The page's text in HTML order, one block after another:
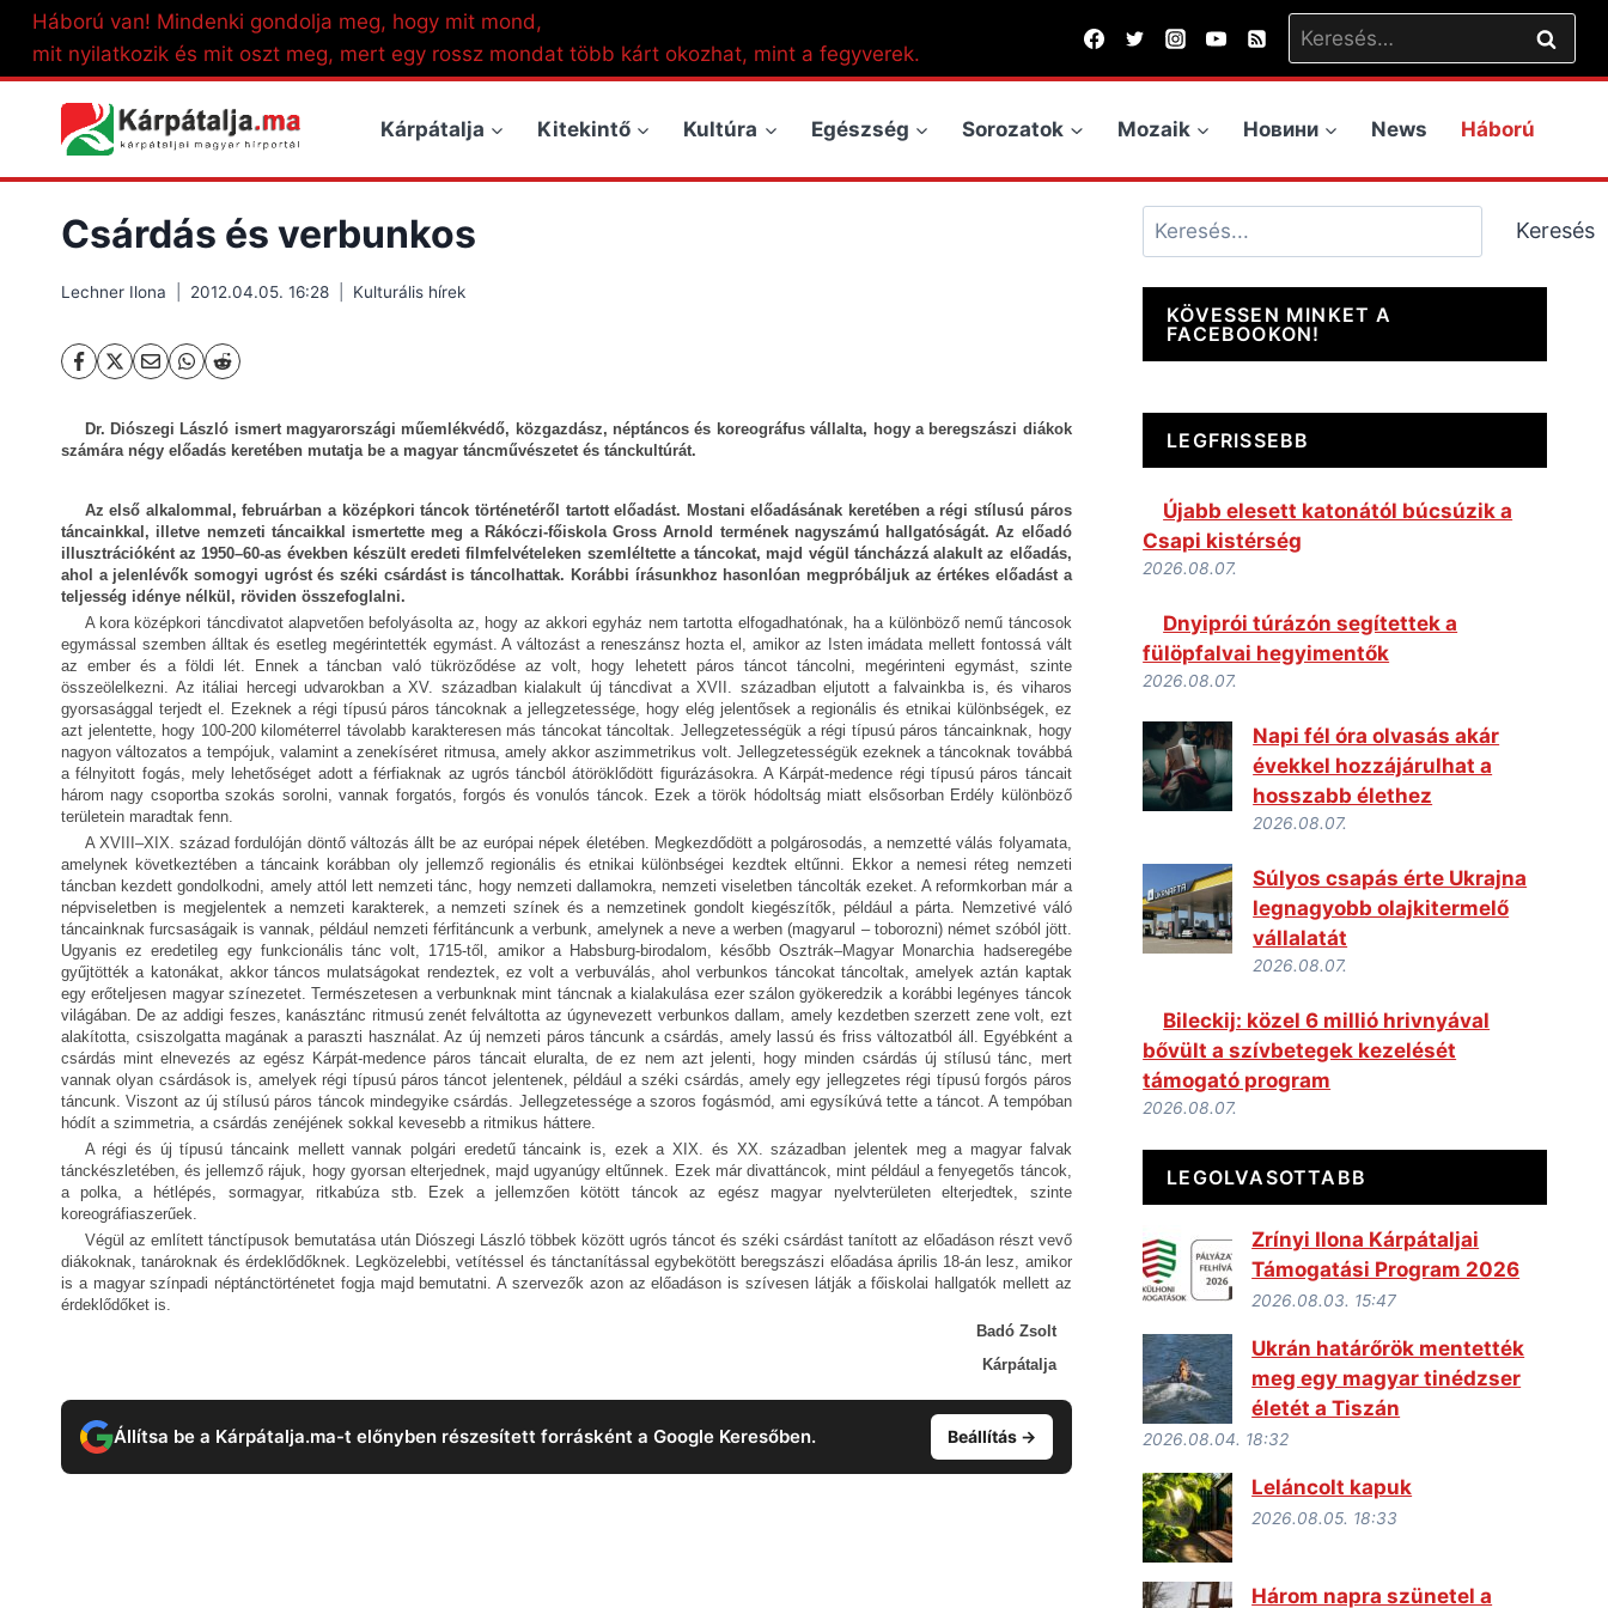
Skip
content
Háború van! Mindenki gondolja meg, hogy mit mond,
mit nyilatkozik és mit oszt meg, mert egy rossz mondat több kárt okozhat, mint a fegyverek.
Keresés:
Kárpátalja Kitekintő Kultúra Egészség Sorozatok Mozaik Новини News Háború
Csárdás és verbunkos
Lechner Ilona 2012.04.05. 16:28 Kulturális hírek
Dr. Diószegi László ismert magyarországi műemlékvédő, közgazdász, néptáncos és koreográfus vállalta, hogy a beregszászi diákok
számára négy előadás keretében mutatja be a magyar táncművészetet és tánckultúrát.
Az első alkalommal, februárban a középkori táncok történetéről tartott előadást. Mostani előadásának keretében a régi stílusú páros
táncainkkal, illetve nemzeti táncaikkal ismertette meg a Rákóczi-főiskola Gross Arnold termének nagyszámú hallgatóságát. Az előadó
illusztrációként az 1950–60-as években készült eredeti filmfelvételeken szemléltette a táncokat, majd végül táncházzá alakult az előadás,
ahol a jelenlévők somogyi ugróst és széki csárdást is táncolhattak. Korábbi írásunkhoz hasonlóan megpróbáljuk az értékes előadást a
teljesség idénye nélkül, röviden összefoglalni.
A kora középkori táncdivatot alapvetően befolyásolta az, hogy az akkori egyház nem tartotta elfogadhatónak, ha a különböző nemű táncosok
egymással szemben álltak és esetleg megérintették egymást. A változást a reneszánsz hozta el, amikor az Isten imádata mellett fontossá vált
az ember és a földi lét. Ennek a táncban való tükröződése az volt, hogy lehetett páros táncot táncolni, megérinteni egymást, szinte
összeölelkezni. Az itáliai hercegi udvarokban a XV. században kialakult új táncdivat a XVII. században eljutott a falvainkba is, és viharos
gyorsasággal terjedt el. Ezeknek a régi típusú páros táncoknak a jellegzetessége, hogy elég jelentősek a regionális és etnikai különbségek, ez
azt jelentette, hogy 100-200 kilométerrel távolabb karakteresen más táncokat táncoltak. Jellegzetességük a régi típusú páros táncainknak, hogy
nagyon változatos a tempójuk, valamint a zenekíséret ritmusa, amely akkor aszimmetrikus volt. Jellegzetességük ezeknek a táncoknak továbbá
a félnyitott fogás, mely lehetőséget adott a férfiaknak az ugrós táncból átöröklődött figurázásokra. A Kárpát-medence régi típusú páros táncait
három nagy csoportba szokás sorolni, vannak forgatós, forgós és vonulós táncok. Ezek a török hódoltság miatt elsősorban Erdély különböző
területein maradtak fenn.
A XVIII–XIX. század fordulóján döntő változás állt be az európai népek életében. Megkezdődött a polgárosodás, a nemzetté válás folyamata,
amelynek következtében a táncaink korábban oly jellemző regionális és etnikai különbségei kezdtek eltűnni. Ekkor a nemesi réteg nemzeti
táncban kezdett gondolkodni, amely attól lett nemzeti tánc, hogy nemzeti dallamokra, nemzeti viseletben táncolták ezeket. A reformkorban már a
népviseletben is megjelentek a nemzeti karakterek, a nemzeti színek és a nemzetinek gondolt kiegészítők, például a párta. Nemzetivé váló
táncainknak furcsaságaik is vannak, például nemzeti férfitáncunk a verbunk, amelynek a neve a werben (magyarul – toborozni) német szóból jött.
Ugyanis ez eredetileg egy funkcionális tánc volt, 1715-től, amikor a Habsburg-birodalom, később Osztrák–Magyar Monarchia hadseregébe
gyűjtötték a katonákat, akkor táncos mulatságokat rendeztek, ez volt a verbuválás, ahol verbunkos táncokat táncoltak, amelyek aztán kaptak
egy erőteljesen magyar színezetet. Természetesen a verbunknak mint táncnak a kialakulása ezer szálon gyökeredzik a korábbi legényes táncok
világában. De az addigi feszes, kanásztánc ritmusú zenét felváltotta az úgynevezett verbunkos dallam, amely kezdetben szerzett zene volt, ezt
alakította, csiszolgatta magának a paraszti használat. Az új nemzeti páros táncunk a csárdás, amely lassú és friss változatból áll. Egyébként a
csárdás mint elnevezés az egész Kárpát-medence páros táncait eluralta, de ez nem azt jelenti, hogy minden csárdás új stílusú tánc, mert
vannak olyan csárdások is, amelyek régi típusú páros táncot jelentenek, például a széki csárdás, amely egy jellegzetes régi típusú forgós páros
táncunk. Viszont az új stílusú páros táncok mindegyike csárdás. Jellegzetessége a szoros fogásmód, ami egysíkúvá tette a táncot. A tempóban
hódít a szimmetria, a csárdás zenéjének sokkal kevesebb a ritmikus háttere.
A régi és új típusú táncaink mellett vannak polgári eredetű táncaink is, ezek a XIX. és XX. században jelentek meg a magyar falvak
tánckészletében, és jellemző rájuk, hogy gyorsan elterjednek, majd ugyanúgy eltűnnek. Ezek már divattáncok, mint például a fenyegetős táncok,
a polka, a hétlépés, sormagyar, ritkabúza stb. Ezek a jellemzően kötött táncok az egész magyar nyelvterületen elterjedtek, szinte
koreográfiaszerűek.
Végül az említett tánctípusok bemutatása után Diószegi László többek között ugrós táncot és széki csárdást tanított az előadáson részt vevő
diákoknak, tanároknak és érdeklődőknek. Legközelebbi, vetítéssel és tánctanítással egybekötött beregszászi előadása április 18-án lesz, amikor
is a magyar színpadi néptánctörténetet fogja majd bemutatni. A szervezők azon az előadáson is szívesen látják a főiskolai hallgatók mellett az
érdeklődőket is.
Badó Zsolt
Kárpátalja
Állítsa be a Kárpátalja.ma-t előnyben részesített forrásként a Google Keresőben. Beállítás →
Keresés Keresés
KÖVESSEN MINKET A
FACEBOOKON!
LEGFRISSEBB
Újabb elesett katonától búcsúzik a
Csapi kistérség
2026.08.07.
Dnyiprói túrázón segítettek a
fülöpfalvai hegyimentők
2026.08.07.
Napi fél óra olvasás akár
évekkel hozzájárulhat a
hosszabb élethez
2026.08.07.
Súlyos csapás érte Ukrajna
legnagyobb olajkitermelő
vállalatát
2026.08.07.
Bileckij: közel 6 millió hrivnyával
bővült a szívbetegek kezelését
támogató program
2026.08.07.
LEGOLVASOTTABB
Zrínyi Ilona Kárpátaljai
Támogatási Program 2026
2026.08.03. 15:47
Ukrán határőrök mentették
meg egy magyar tinédzser
életét a Tiszán
2026.08.04. 18:32
Leláncolt kapuk
2026.08.05. 18:33
Három napra szünetel a